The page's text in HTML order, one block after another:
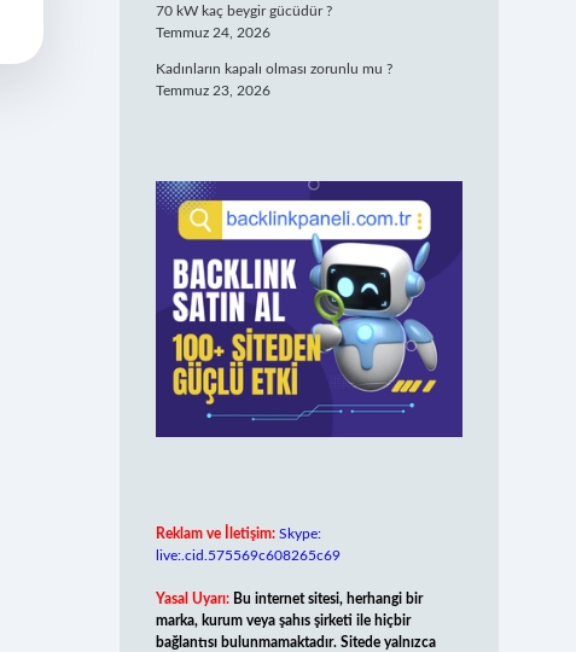
70 kW kaç beygir gücüdür ?
Temmuz 24, 2026
Kadınların kapalı olması zorunlu mu ?
Temmuz 23, 2026
Reklam ve İletişim: Skype:
live:.cid.575569c608265c69
Yasal Uyarı: Bu internet sitesi, herhangi bir
marka, kurum veya şahıs şirketi ile hiçbir
bağlantısı bulunmamaktadır. Sitede yalnızca